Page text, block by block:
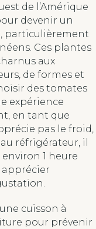
de l’Amérique
devenir un
particulièrement
Ces plantes
aux
de formes et
des tomates
expérience
en tant que
pas le froid,
réfrigérateur, il
1 heure
cuisson à
pour prévenir